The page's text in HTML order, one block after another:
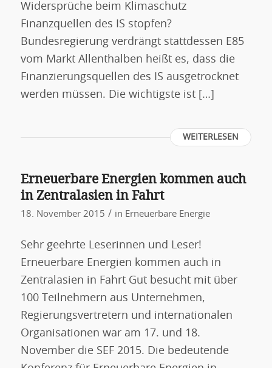
Widersprüche beim Klimaschutz
Finanzquellen des IS stopfen?
Bundesregierung verdrängt stattdessen E85
vom Markt Allenthalben heißt es, dass die
Finanzierungsquellen des IS ausgetrocknet
werden müssen. Die wichtigste ist […]
WEITERLESEN
Erneuerbare Energien kommen auch
in Zentralasien in Fahrt
18. November 2015 / in Erneuerbare Energie
Sehr geehrte Leserinnen und Leser!
Erneuerbare Energien kommen auch in
Zentralasien in Fahrt Gut besucht mit über
100 Teilnehmern aus Unternehmen,
Regierungsvertretern und internationalen
Organisationen war am 17. und 18.
November die SEF 2015. Die bedeutende